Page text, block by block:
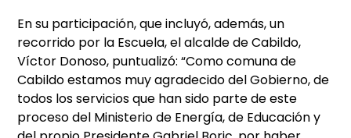
En su participación, que incluyó, además, un
recorrido por la Escuela, el alcalde de Cabildo,
Víctor Donoso, puntualizó: “Como comuna de
Cabildo estamos muy agradecido del Gobierno, de
todos los servicios que han sido parte de este
proceso del Ministerio de Energía, de Educación y